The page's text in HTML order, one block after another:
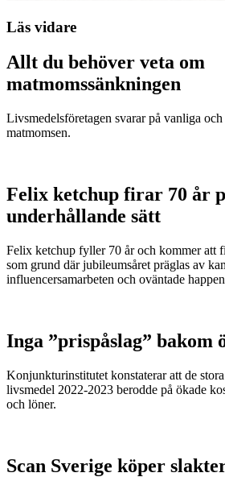
Läs vidare
Allt du behöver veta om
matmomssänkningen
Livsmedelsföretagen svarar på vanliga
matmomsen.
Felix ketchup firar 70 år
underhållande sätt
Felix ketchup fyller 70 år och kommer att
som grund där jubileumsåret präglas av
influencersamarbeten och oväntade
Inga ”prispåslag” bakom
Konjunkturinstitutet konstaterar att de
livsmedel 2022-2023 berodde på ökade
och löner.
Scan Sverige köper